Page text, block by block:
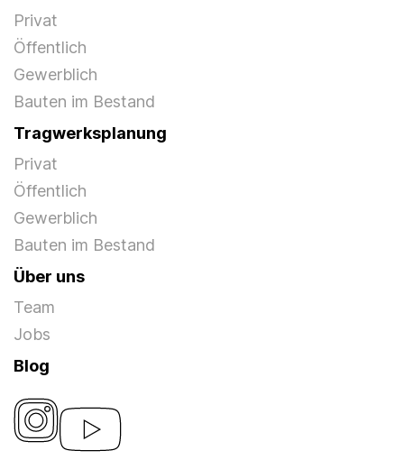
Privat
Öffentlich
Gewerblich
Bauten im Bestand
Tragwerksplanung
Privat
Öffentlich
Gewerblich
Bauten im Bestand
Über uns
Team
Jobs
Blog